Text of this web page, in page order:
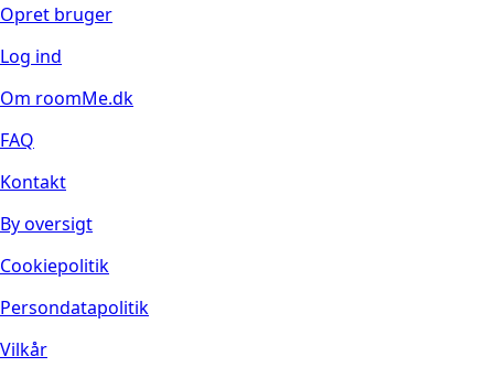
Opret bruger
Log ind
Om roomMe.dk
FAQ
Kontakt
By oversigt
Cookiepolitik
Persondatapolitik
Vilkår